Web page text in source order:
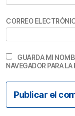
CORREO
GUARDA MI
NAVEGADOR PARA